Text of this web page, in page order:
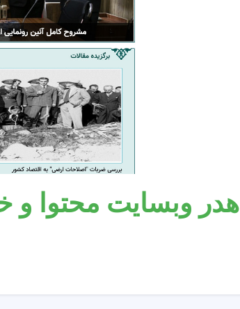
هدر وبسایت محتوا و